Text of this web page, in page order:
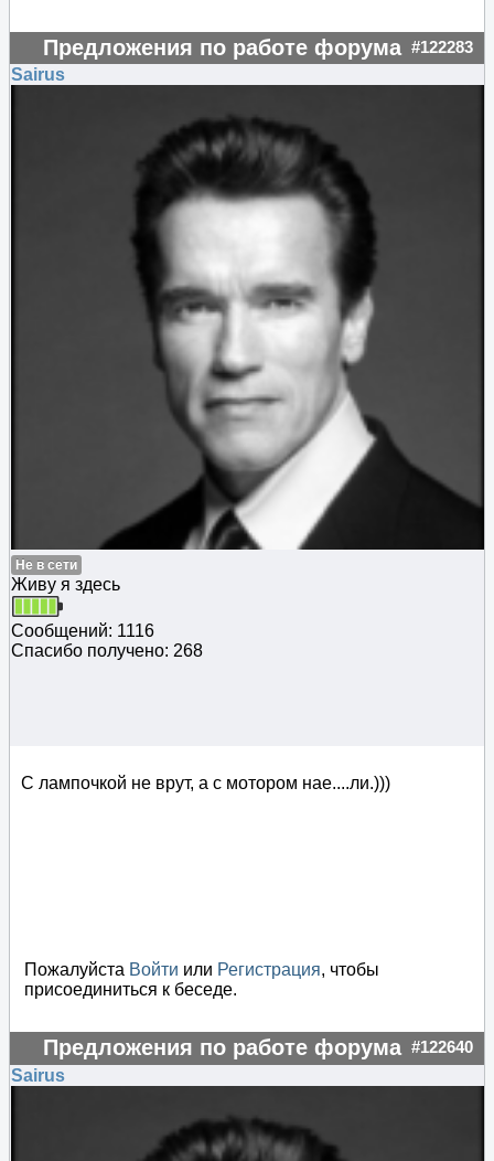
Предложения по работе форума #122283
Sairus
Не в сети
Живу я здесь
Сообщений: 1116
Спасибо получено: 268
С лампочкой не врут, а с мотором нае....ли.)))
Пожалуйста Войти или Регистрация, чтобы
присоединиться к беседе.
Предложения по работе форума #122640
Sairus